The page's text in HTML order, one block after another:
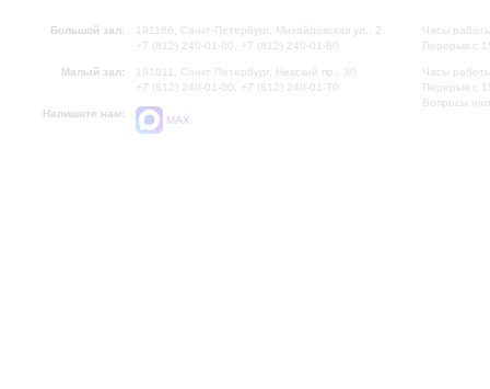
Большой зал:
191186, Санкт-Петербург, Михайловская ул., 2
+7 (812) 240-01-00, +7 (812) 240-01-80
Малый зал:
191011, Санкт-Петербург, Невский пр., 30
+7 (812) 240-01-00, +7 (812) 240-01-70
Напишите нам:
MAX
Часы
Перерыв с
Часы
Перерыв с
Вопросы